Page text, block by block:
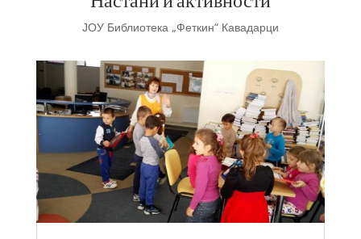
ЈОУ Библиотека „Феткин“ Кавадарци